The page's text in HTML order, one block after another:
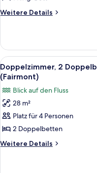
Bett,
Nichtraucher,
anzeigen
Weitere Details
Weitere
Zimmer,
1 King-
Bett,
Nichtraucher,
Stadtblick
Alle
Fotos
für
Doppelzimmer,
2 Doppelbetten,
Nichtraucher,
Flussblick
(Fairmont)
6
Doppelzimmer, 2
(Fairmont)
Blick auf den Fluss
28 m²
Platz für 4 Personen
2 Doppelbetten
Weitere Details
Weitere